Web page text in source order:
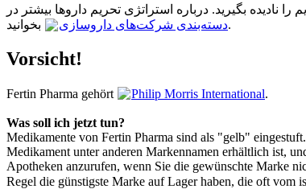
نادیده بگیرید. درباره استراتژی تحریم داروها بیشتر در
دسته‌بندی شرکت‌های داروسازیبخوانید.
Vorsicht!
Fertin Pharma gehört Philip Morris International.
Was soll ich jetzt tun?
Medikamente von Fertin Pharma sind als "gelb"
Medikament unter anderen Markennamen erhältlich ist,
Apotheken anzurufen, wenn Sie die gewünschte Marke
Regel die günstigste Marke auf Lager haben, die oft vom